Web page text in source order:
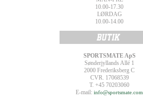
10.00-17.30
LØRDAG
10.00-14.00
SPORTSMATE ApS
Sønderjyllands Allé 1
2000 Frederiksberg C
CVR. 17068539
T. +45 70203060
E-mail: info@sportsmate.com